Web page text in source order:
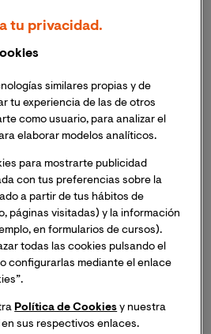
como ha afectado a la salud
que ha generado.
que el perfil sanitario más
jóvenes, sin hijos y residentes
Gea Caballero , doctor en
la Facultad de Ciencias de la
de un estudio publicado en
Nursing Reviewsobre el
del COVID19 ha tenido sobre
de enfermería. La
con la colaboración de
resultados han puesto en
tu privacidad.
similares propias y de
tu experiencia de las de otros
como usuario, para analizar el
elaborar modelos analíticos.
para mostrarte publicidad
con tus preferencias sobre la
a partir de tus hábitos de
páginas visitadas) y la información
en formularios de cursos).
todas las cookies pulsando el
configurarlas mediante el enlace
Política de Cookies y nuestra
en sus respectivos enlaces.